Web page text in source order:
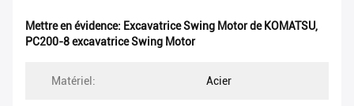
Mettre en évidence: Excavatrice Swing Motor de KOMATSU,
PC200-8 excavatrice Swing Motor
Matériel: Acier